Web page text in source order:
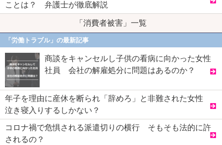
ことは？ 弁護士が徹底解説
「消費者被害」一覧
「労働トラブル」の最新記事
商談をキャンセルし子供の看病に向かった女性
社員 会社の解雇処分に問題はあるのか？
年子を理由に産休を断られ「辞めろ」と非難された女性
泣き寝入りするしかない？
コロナ禍で危惧される派遣切りの横行 そもそも法的に許
されるの？